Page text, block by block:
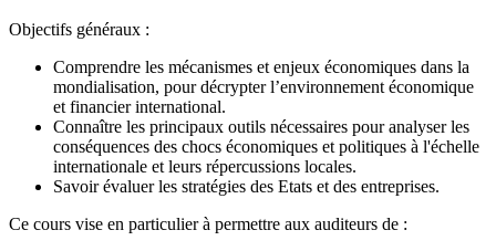
Objectifs généraux :
Comprendre les mécanismes et enjeux économiques dans la
mondialisation, pour décrypter l’environnement économique
et financier international.
Connaître les principaux outils nécessaires pour analyser les
conséquences des chocs économiques et politiques à l'échelle
internationale et leurs répercussions locales.
Savoir évaluer les stratégies des Etats et des entreprises.
Ce cours vise en particulier à permettre aux auditeurs de :